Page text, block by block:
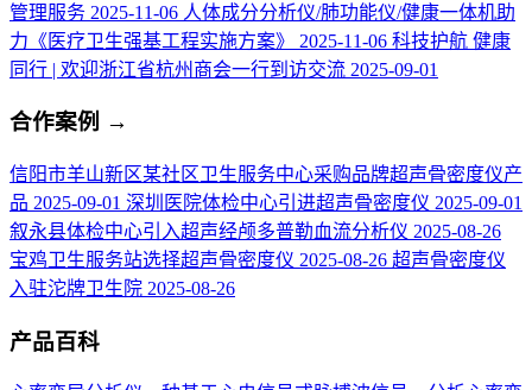
管理服务 2025-11-06 人体成分分析仪/肺功能仪/健康一体机助
力《医疗卫生强基工程实施方案》
2025-11-06 科技护航 健康
同行 | 欢迎浙江省杭州商会一行到访交流 2025-09-01
合作案例 →
信阳市羊山新区某社区卫生服务中心采购品牌超声骨密度仪产
品 2025-09-01 深圳医院体检中心引进超声骨密度仪 2025-09-01
叙永县体检中心引入超声经颅多普勒血流分析仪 2025-08-26
宝鸡卫生服务站选择超声骨密度仪 2025-08-26 超声骨密度仪
入驻沱牌卫生院 2025-08-26
产品百科